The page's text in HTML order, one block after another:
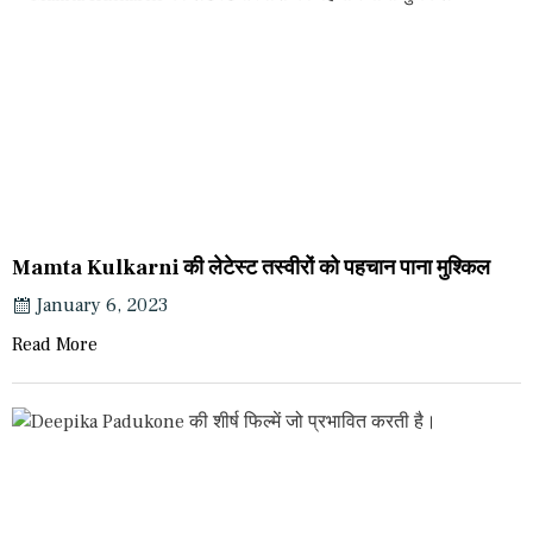
Mamta Kulkarni की लेटेस्ट तस्वीरों को पहचान पाना मुश्किल
January 6, 2023
Read More